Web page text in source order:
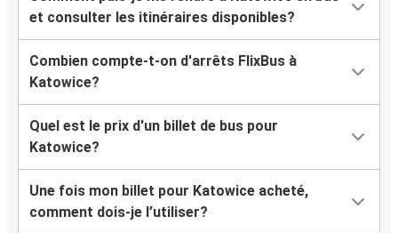
et consulter les itinéraires disponibles?
Combien compte-t-on d'arrêts FlixBus à
Katowice?
Quel est le prix d'un billet de bus pour
Katowice?
Une fois mon billet pour Katowice acheté,
comment dois-je l’utiliser?